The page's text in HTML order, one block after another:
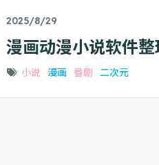
2025/8/29
漫画动漫小说软件整
小说 漫画 番剧 二次元